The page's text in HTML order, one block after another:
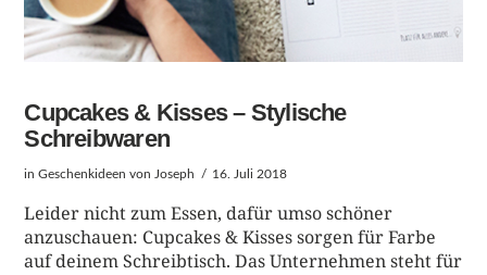
Cupcakes & Kisses – Stylische
Schreibwaren
inGeschenkideen von Joseph 16. Juli 2018
Leider nicht zum Essen, dafür umso schöner
anzuschauen: Cupcakes & Kisses sorgen für Farbe
auf deinem Schreibtisch. Das Unternehmen steht für